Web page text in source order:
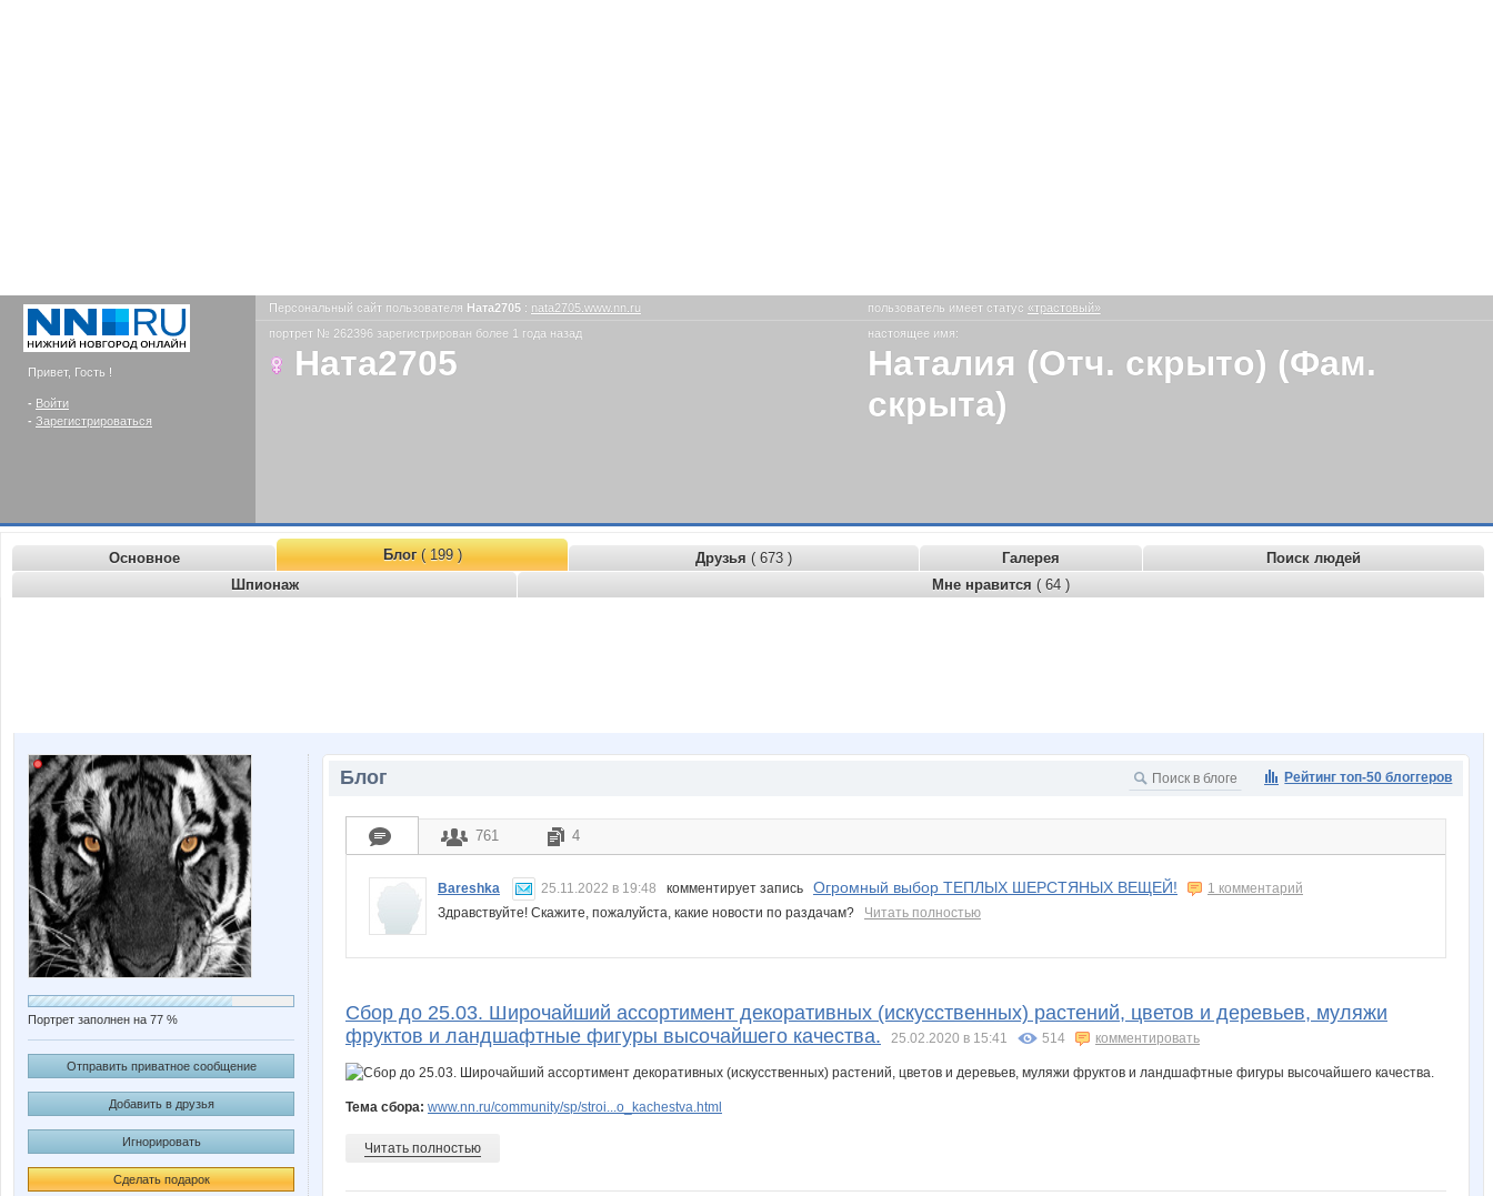
Привет, Гость !
- Войти
- Зарегистрироваться
Персональный сайт пользователя Ната2705 : nata2705.www.nn.ru пользователь имеет статус «трастовый»
портрет № 262396 зарегистрирован более 1 года назад
Ната2705
настоящее имя:
Наталия (Отч. скрыто) (Фам.
скрыта)
Основное Блог( 199 ) Друзья ( 673 ) Галерея
Поиск людей
Шпионаж
Мне нравится ( 64 )
Портрет заполнен на 77 %
Отправить приватное сообщение
Добавить в друзья
Игнорировать
Сделать подарок
Рейтинг топ-50 блоггеров
Блог
761 4
Bareshka 25.11.2022 в 19:48 комментирует запись Огромный выбор ТЕПЛЫХ ШЕРСТЯНЫХ ВЕЩЕЙ!
1 комментарий
Здравствуйте! Скажите, пожалуйста, какие новости по раздачам? Читать полностью
Сбор до 25.03. Широчайший ассортимент декоративных (искусственных) растений, цветов и деревьев, муляжи
фруктов и ландшафтные фигуры высочайшего качества.
25.02.2020 в 15:41 514 комментировать
Тема сбора: www.nn.ru/community/sp/stroi...o_kachestva.html
Читать полностью